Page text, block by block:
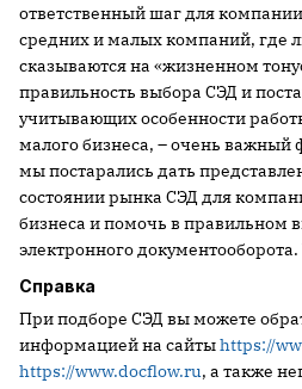
ответственный шаг для
средних и малых компаний, где
сказываются на «жизненном
правильность выбора СЭД и
учитывающих особенности
малого бизнеса, – очень важный
мы постарались дать
состоянии рынка СЭД для
бизнеса и помочь в правильном
электронного
Справка
При подборе СЭД вы можете
информацией на сайтыhttps://
https://www.docflow.ru, а также